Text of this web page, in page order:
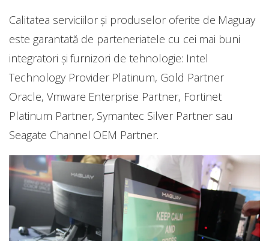
Calitatea serviciilor și produselor oferite de Maguay
este garantată de parteneriatele cu cei mai buni
integratori și furnizori de tehnologie: Intel
Technology Provider Platinum, Gold Partner
Oracle, Vmware Enterprise Partner, Fortinet
Platinum Partner, Symantec Silver Partner sau
Seagate Channel OEM Partner.